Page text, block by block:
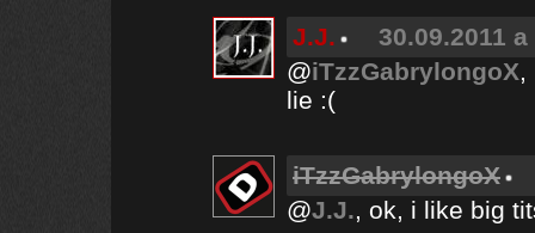
J.J.
30.09.2011
@iTzzGabrylongoX,
lie :(
iTzzGabrylongoX
@J.J., ok, i like big